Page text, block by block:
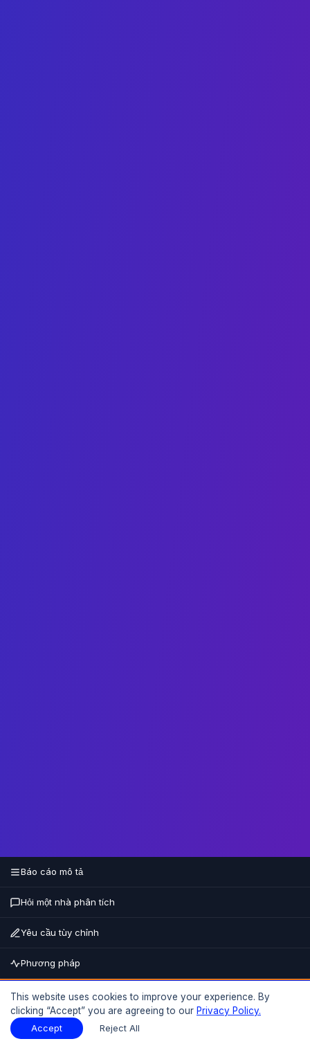
Báo cáo mô tả
Báo cáo mô tả
Hỏi một nhà phân tích
Yêu cầu tùy chỉnh
Phương pháp
Mua ngay
GIẢM TỚI
This website uses cookies to improve your experience. By
clicking “Accept” you are agreeing to our Privacy Policy.
Accept Reject All